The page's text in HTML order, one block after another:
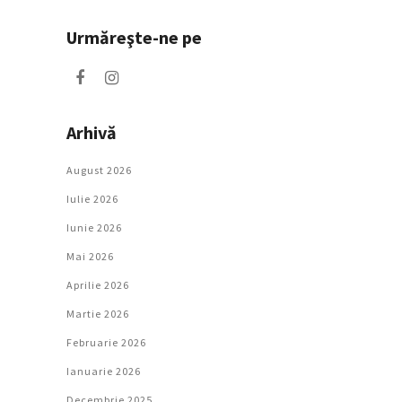
Urmăreşte-ne pe
Arhivă
August 2026
Iulie 2026
Iunie 2026
Mai 2026
Aprilie 2026
Martie 2026
Februarie 2026
Ianuarie 2026